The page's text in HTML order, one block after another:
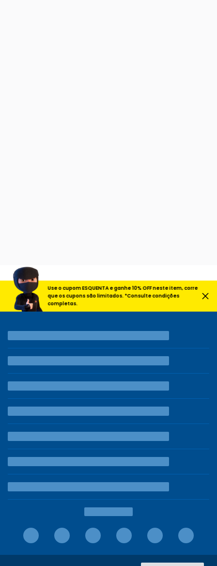
Use o cupom ESQUENTA e ganhe 10% OFF neste item, corre
que os cupons são limitados. *Consulte condições
completas.